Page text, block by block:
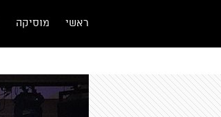
ראשי מוסיקה